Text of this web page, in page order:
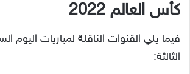
كأس العالم 2022
فيما يلي القنوات الناقلة لمباريات اليوم
الثالثة: